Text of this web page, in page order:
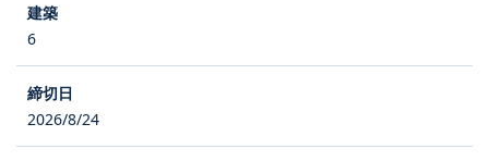
6
2026/8/24